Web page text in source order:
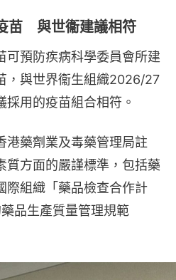
苗 與世衞建議相符
可預防疾病科學委員會所建
，與世界衞生組織2026/27
用的疫苗組合相符。
港藥劑業及毒藥管理局註
質方面的嚴謹標準，包括藥
際組織「藥品檢查合作計
品生產質量管理規範